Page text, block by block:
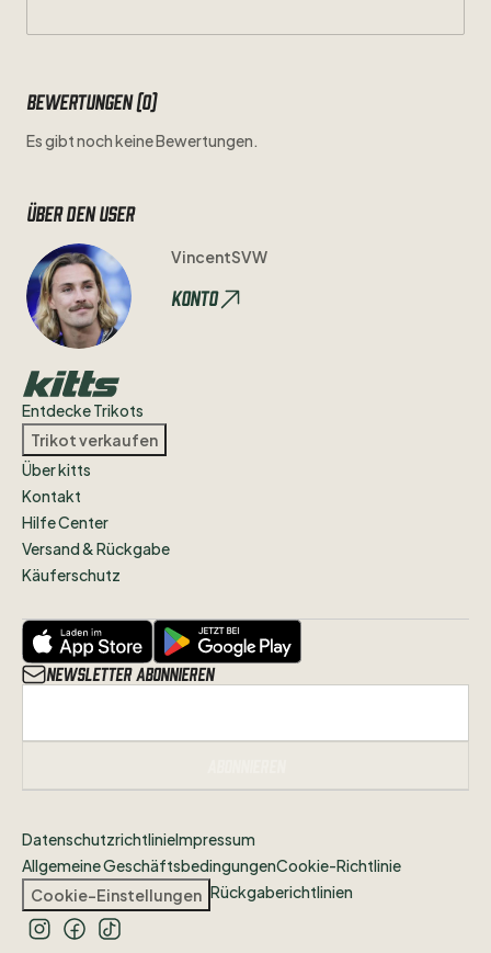
Bewertungen (0)
Es gibt noch keine Bewertungen.
Über den user
VincentSVW
Konto
Entdecke Trikots
Trikot verkaufen
Über kitts
Kontakt
Hilfe Center
Versand & Rückgabe
Käuferschutz
Newsletter abonnieren
DatenschutzrichtlinieImpressum
Allgemeine GeschäftsbedingungenCookie-Richtlinie
Cookie-Einstellungen Rückgaberichtlinien